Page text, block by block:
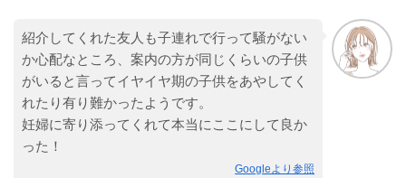
紹介してくれた友人も子連れで行って騒がない
か心配なところ、案内の方が同じくらいの子供
がいると言ってイヤイヤ期の子供をあやしてく
れたり有り難かったようです。
妊婦に寄り添ってくれて本当にここにして良か
った！
Googleより参照